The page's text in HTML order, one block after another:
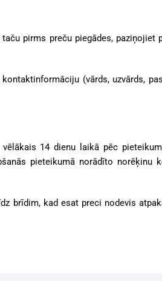
pirms preču piegādes, paziņojiet
(vārds, uzvārds,
14 dienu laikā pēc
pieteikumā norādīto norēķinu
brīdim, kad esat preci nodevis